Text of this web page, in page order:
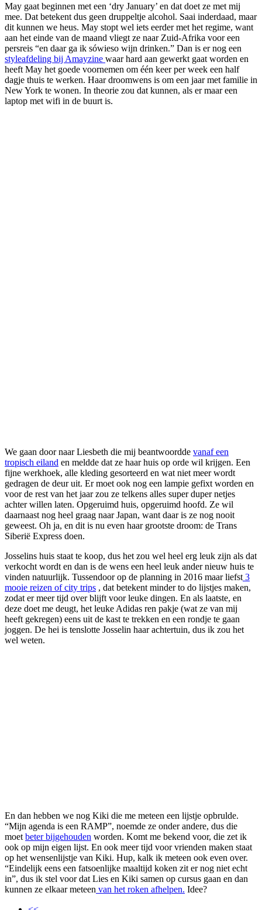
May gaat beginnen met een ‘dry January’ en dat doet ze met mij
mee. Dat betekent dus geen druppeltje alcohol. Saai inderdaad, maar
dit kunnen we heus. May stopt wel iets eerder met het regime, want
aan het einde van de maand vliegt ze naar Zuid-Afrika voor een
persreis “en daar ga ik sówieso wijn drinken.” Dan is er nog een
styleafdeling bij Amayzine waar hard aan gewerkt gaat worden en
heeft May het goede voornemen om één keer per week een half
dagje thuis te werken. Haar droomwens is om een jaar met familie in
New York te wonen. In theorie zou dat kunnen, als er maar een
laptop met wifi in de buurt is.
We gaan door naar Liesbeth die mij beantwoordde vanaf een
tropisch eiland en meldde dat ze haar huis op orde wil krijgen. Een
fijne werkhoek, alle kleding gesorteerd en wat niet meer wordt
gedragen de deur uit. Er moet ook nog een lampie gefixt worden en
voor de rest van het jaar zou ze telkens alles super duper netjes
achter willen laten. Opgeruimd huis, opgeruimd hoofd. Ze wil
daarnaast nog heel graag naar Japan, want daar is ze nog nooit
geweest. Oh ja, en dit is nu even haar grootste droom: de Trans
Siberië Express doen.
Josselins huis staat te koop, dus het zou wel heel erg leuk zijn als dat
verkocht wordt en dan is de wens een heel leuk ander nieuw huis te
vinden natuurlijk. Tussendoor op de planning in 2016 maar liefst 3
mooie reizen of city trips , dat betekent minder to do lijstjes maken,
zodat er meer tijd over blijft voor leuke dingen. En als laatste, en
deze doet me deugt, het leuke Adidas ren pakje (wat ze van mij
heeft gekregen) eens uit de kast te trekken en een rondje te gaan
joggen. De hei is tenslotte Josselin haar achtertuin, dus ik zou het
wel weten.
En dan hebben we nog Kiki die me meteen een lijstje opbrulde.
“Mijn agenda is een RAMP”, noemde ze onder andere, dus die
moet beter bijgehouden worden. Komt me bekend voor, die zet ik
ook op mijn eigen lijst. En ook meer tijd voor vrienden maken staat
op het wensenlijstje van Kiki. Hup, kalk ik meteen ook even over.
“Eindelijk eens een fatsoenlijke maaltijd koken zit er nog niet echt
in”, dus ik stel voor dat Lies en Kiki samen op cursus gaan en dan
kunnen ze elkaar meteen van het roken afhelpen. Idee?